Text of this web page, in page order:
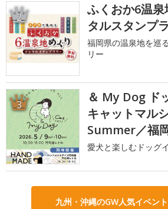
2
ふくおか6温
タルスタンプ
福岡県の温泉地を巡
リー
3
＆ My Dog ド
キャットマル
Summer／福
愛犬と楽しむドッグ
九州・沖縄のGW人気イベン